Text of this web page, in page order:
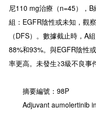
尼110 mg治療（n=45），
組：EGFR陰性或未知，觀
（DFS）。數據截止時，A
88%和93%。與EGFR陰性
率更高。未發生≥3級不良事
摘要編號：98P
Adjuvant aumolertinib